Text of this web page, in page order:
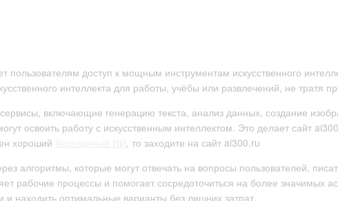
доступ к мощным инструментам искусственного
интеллекта для работы, учёбы или развлечений, не тратя
включающие генерацию текста, анализ данных, создание
освоить работу с искусственным интеллектом. Это делает сайт
хороший
, то заходите на сайт ai300.ru
алгоритмы, которые могут отвечать на вопросы пользователей,
рабочие процессы и помогает сосредоточиться на более значимых
находить оптимальные варианты без лишних затрат.